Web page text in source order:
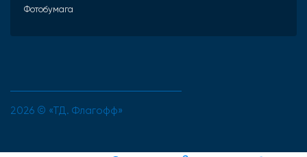
Фотобумага
2026 © «ТД. Флагофф»